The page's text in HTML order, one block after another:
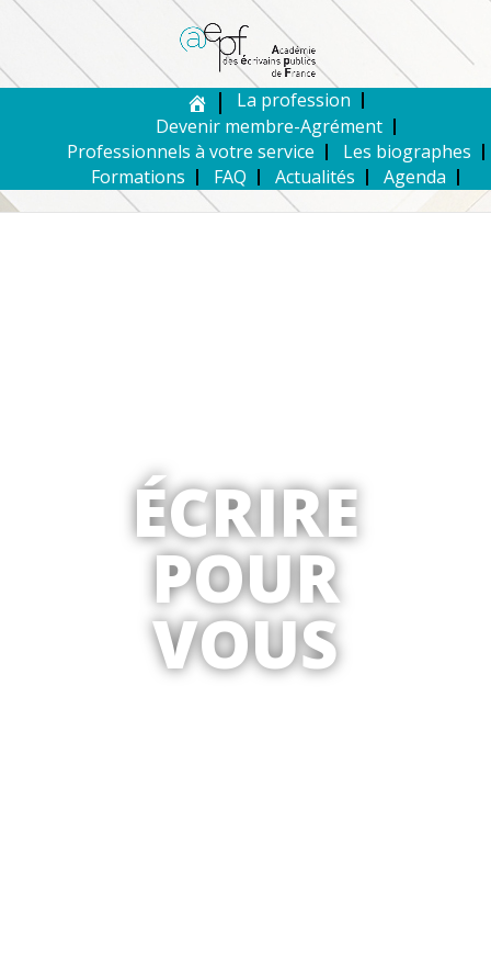
La profession
Devenir membre-Agrément
Professionnels à votre service
Les biographes
Formations
FAQ Actualités Agenda
ÉCRIRE
POUR
VOUS